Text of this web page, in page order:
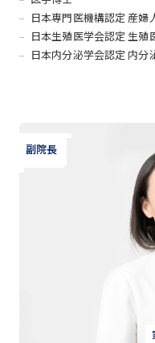
日本専門医機構認定 産婦
日本生殖医学会認定 生殖
日本内分泌学会認定 内分
副院長